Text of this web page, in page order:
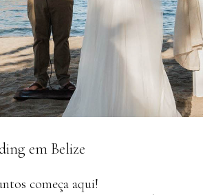
em Belize
começa aqui!